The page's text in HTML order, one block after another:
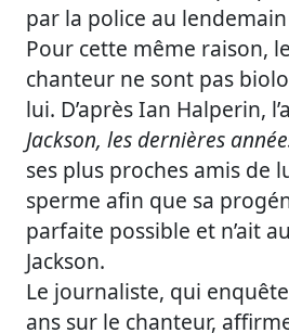
par la police au
Pour cette même raison,
chanteur ne sont pas
lui. D’après Ian Halperin,
Jackson, les dernières
ses plus proches amis de
sperme afin que sa
parfaite possible et n’ait
Jackson.
Le journaliste, qui
ans sur le chanteur,